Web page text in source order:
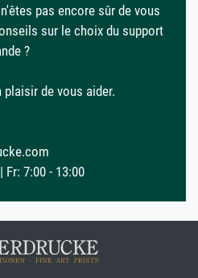
pas encore sûr de vous
sur le choix du support
?
de vous aider.
Fr: 7:00 - 13:00